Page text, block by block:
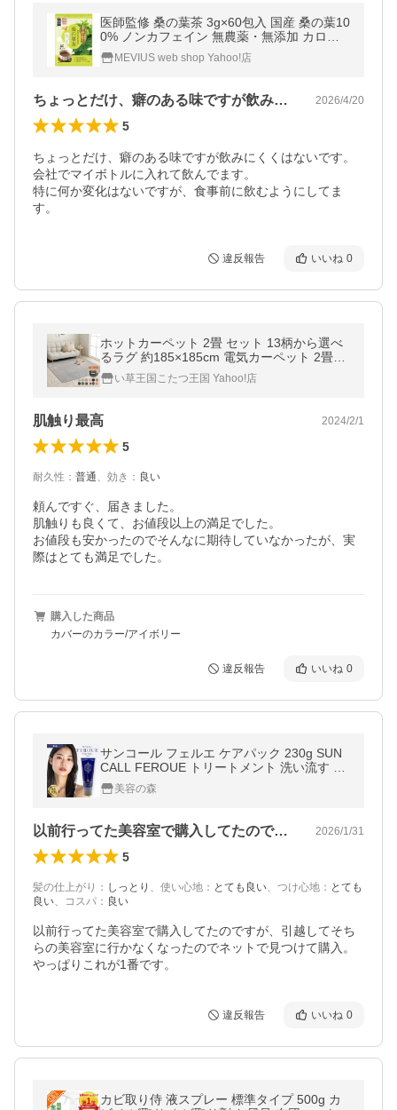
医師監修 桑の葉茶 3g×60包入 国産 桑の葉10
0% ノンカフェイン 無農薬・無添加 カロリ
ーゼロ ティーバッグ 健康茶 桑茶 くわちゃ
ママケアプラス
MEVIUS web shop Yahoo!店
ちょっとだけ、癖のある味ですが飲みにく… 2026/4/20
5
ちょっとだけ、癖のある味ですが飲みにくくはないです。
会社でマイボトルに入れて飲んでます。
特に何か変化はないですが、食事前に飲むようにしてま
す。
違反報告 いいね 0
ホットカーペット 2畳 セット 13柄から選べ
るラグ 約185×185cm 電気カーペット 2畳用
抗菌 防臭 無地 フランネル ダニ退治 カバー
い草王国こたつ王国 Yahoo!店
肌触り最高 2024/2/1
5
耐久性 ： 普通、 効き ： 良い
頼んですぐ、届きました。
肌触りも良くて、お値段以上の満足でした。
お値段も安かったのでそんなに期待していなかったが、実
際はとても満足でした。
購入した商品
カバーのカラー/アイボリー
違反報告 いいね 0
サンコール フェルエ ケアパック 230g SUN
CALL FEROUE トリートメント 洗い流す ヘ
アケア ヘアパック パック ダメージケア サロ
ン専売品 美容院専売 正規品
美容の森
以前行ってた美容室で購入してたのですが… 2026/1/31
5
髪の仕上がり ： しっとり 、 使い心地 ： とても良い、 つけ心地 ： とても
良い、 コスパ ： 良い
以前行ってた美容室で購入してたのですが、引越してそち
らの美容室に行かなくなったのでネットで見つけて購入。
やっぱりこれが1番です。
違反報告 いいね 0
カビ取り侍 液スプレー 標準タイプ 500g カ